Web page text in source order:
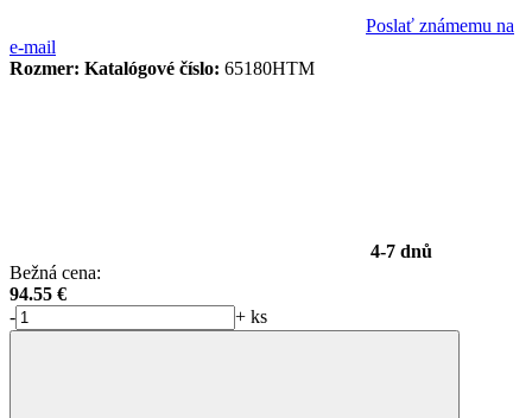
Poslať známemu na
e-mail
Rozmer: Katalógové číslo: 65180HTM
4-7 dnů
Bežná cena:
94.55 €
-
+ ks